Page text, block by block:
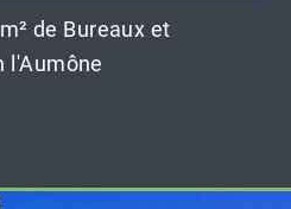
de Bureaux et
l'Aumône